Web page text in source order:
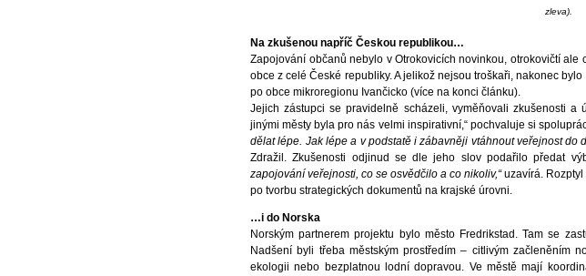
zleva).
Na zkušenou napříč Českou republikou…
Zapojování občanů nebylo v Otrokovicích novinkou, otrokovičtí
obce z celé České republiky. A jelikož nejsou troškaři, nakonec
po obce mikroregionu Ivančicko (více na konci článku).
Jejich zástupci se pravidelně scházeli, vyměňovali zkušenosti a
jinými městy byla pro nás velmi inspirativní,“ pochvaluje si
dělat lépe. Jak lépe a v podstatě i zábavněji vtáhnout veřejnost do
Zdražil. Zkušenosti odjinud se dle jeho slov podařilo předat
zapojování veřejnosti, co se osvědčilo a co nikoliv,“uzavírá.
po tvorbu strategických dokumentů na krajské úrovni.
…i do Norska
Norským partnerem projektu bylo město Fredrikstad. Tam se
Nadšení byli třeba městským prostředím – citlivým začleněním
ekologii nebo bezplatnou lodní dopravou. Ve městě mají